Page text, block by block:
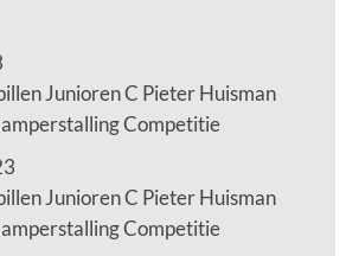
Junioren C Pieter Huisman
Competitie
Junioren C Pieter Huisman
Competitie